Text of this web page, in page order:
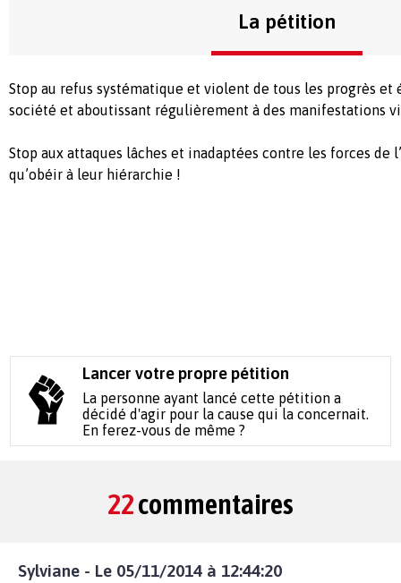
La pétition
Stop au refus systématique et violent de tous les progrès et
société et aboutissant régulièrement à des manifestations
Stop aux attaques lâches et inadaptées contre les forces de
qu’obéir à leur hiérarchie !
Lancer votre propre pétition
La personne ayant lancé cette pétition a
décidé d'agir pour la cause qui la concernait.
En ferez-vous de même ?
22commentaires
Sylviane - Le 05/11/2014 à 12:44:20